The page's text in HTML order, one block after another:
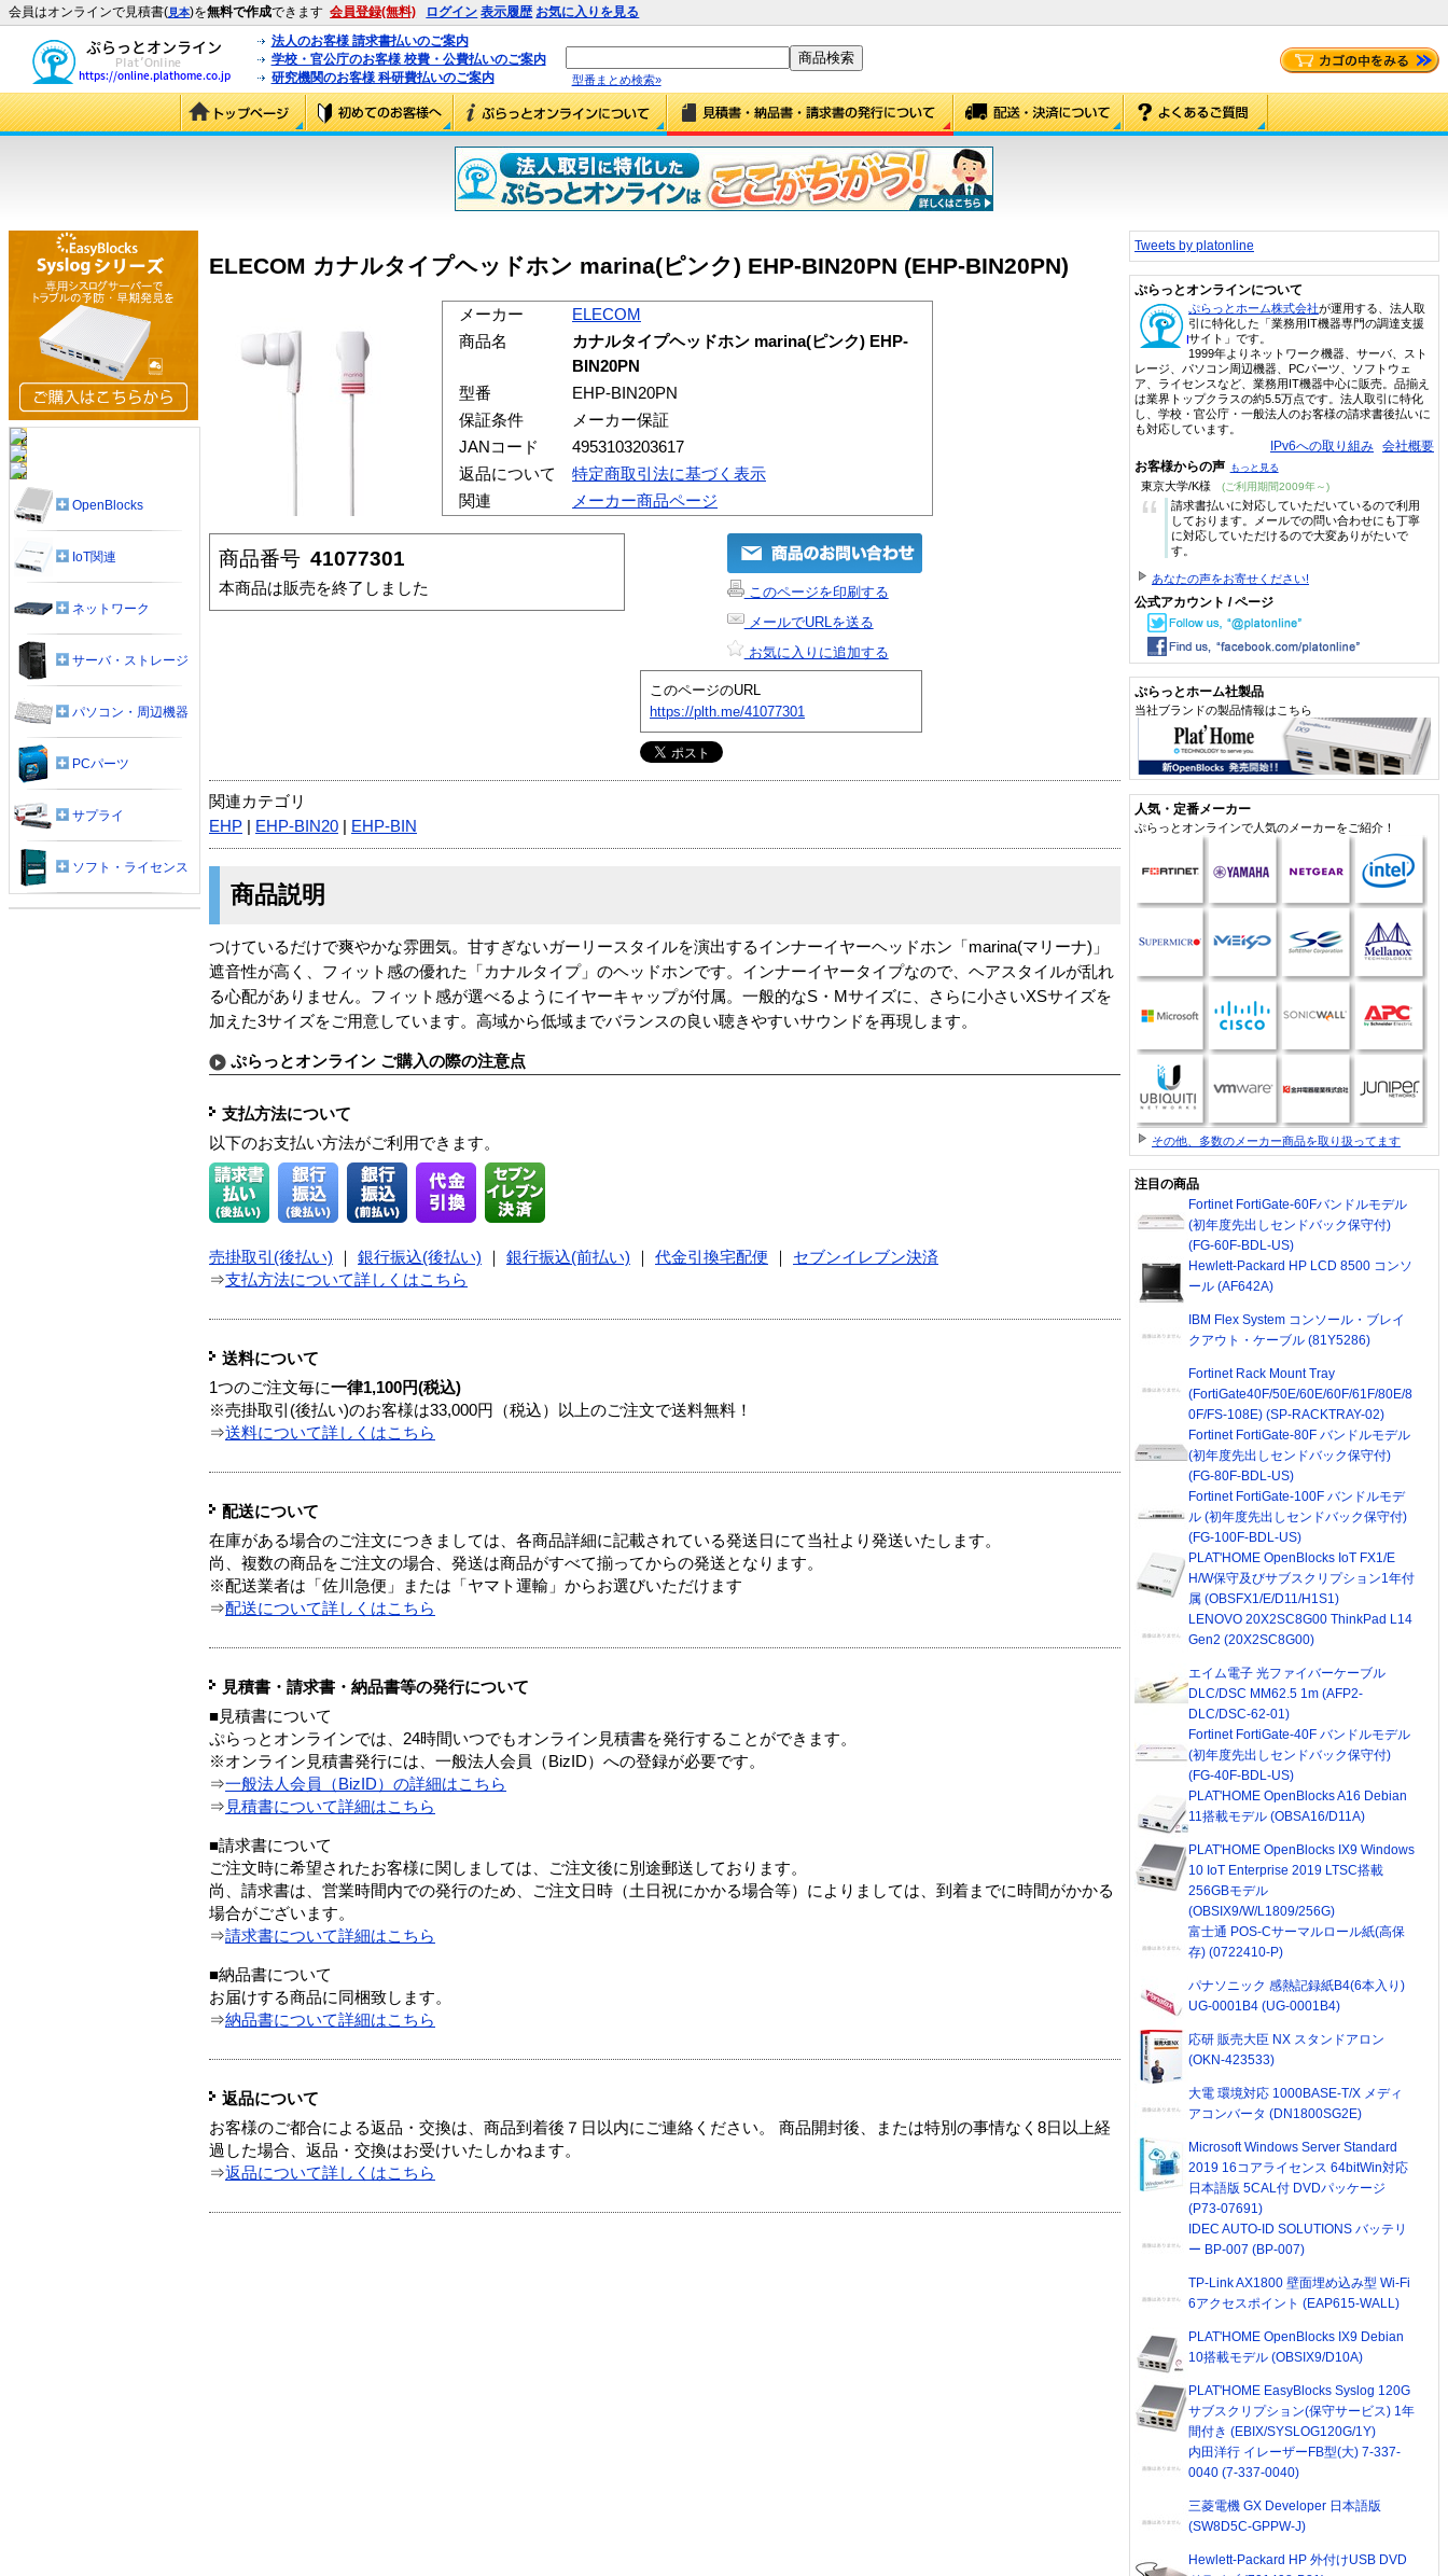
会員はオンラインで見積書(見本)を無料で作成できます 会員登録(無料) ログイン 表示履歴 お気に入りを見る
法人のお客様 請求書払いのご案内
学校・官公庁のお客様 校費・公費払いのご案内
研究機関のお客様 科研費払いのご案内
型番まとめ検索»
ELECOM カナルタイプヘッドホン marina(ピンク) EHP-BIN20PN (EHP-BIN20PN)
メーカー
ELECOM
商品名
カナルタイプヘッドホン marina(ピンク) EHP-
BIN20PN
型番
EHP-BIN20PN
保証条件
メーカー保証
JANコード
4953103203617
返品について
特定商取引法に基づく表示
関連
メーカー商品ページ
商品番号 41077301
本商品は販売を終了しました
このページを印刷する
メールでURLを送る
お気に入りに追加する
このページのURL
https://plth.me/41077301
関連カテゴリ
EHP
EHP-BIN20 EHP-BIN
商品説明
つけているだけで爽やかな雰囲気。甘すぎないガーリースタイルを演出するインナーイヤーヘッドホン「marina(マリーナ)」
遮音性が高く、フィット感の優れた「カナルタイプ」のヘッドホンです。インナーイヤータイプなので、ヘアスタイルが乱れ
る心配がありません。フィット感が選べるようにイヤーキャップが付属。一般的なS・Mサイズに、さらに小さいXSサイズを
加えた3サイズをご用意しています。高域から低域までバランスの良い聴きやすいサウンドを再現します。
ぷらっとオンライン ご購入の際の注意点
支払方法について
以下のお支払い方法がご利用できます。
売掛取引(後払い) 銀行振込(後払い) 銀行振込(前払い) 代金引換宅配便
セブンイレブン決済
⇒支払方法について詳しくはこちら
送料について
1つのご注文毎に一律1,100円(税込)
※売掛取引(後払い)のお客様は33,000円（税込）以上のご注文で送料無料！
⇒送料について詳しくはこちら
配送について
在庫がある場合のご注文につきましては、各商品詳細に記載されている発送日にて当社より発送いたします。
尚、複数の商品をご注文の場合、発送は商品がすべて揃ってからの発送となります。
※配送業者は「佐川急便」または「ヤマト運輸」からお選びいただけます
⇒配送について詳しくはこちら
見積書・請求書・納品書等の発行について
■見積書について
ぷらっとオンラインでは、24時間いつでもオンライン見積書を発行することができます。
※オンライン見積書発行には、一般法人会員（BizID）への登録が必要です。
⇒一般法人会員（BizID）の詳細はこちら
⇒ 見積書について詳細はこちら
■請求書について
ご注文時に希望されたお客様に関しましては、ご注文後に別途郵送しております。
尚、請求書は、営業時間内での発行のため、ご注文日時（土日祝にかかる場合等）によりましては、到着までに時間がかかる
場合がございます。
⇒請求書について詳細はこちら
■納品書について
お届けする商品に同梱致します。
⇒納品書について詳細はこちら
返品について
お客様のご都合による返品・交換は、商品到着後７日以内にご連絡ください。 商品開封後、または特別の事情なく8日以上経
過した場合、返品・交換はお受けいたしかねます。
⇒返品について詳しくはこちら
OpenBlocks
IoT関連
ネットワーク
サーバ・ストレージ
パソコン・周辺機器
PCパーツ
サプライ
ソフト・ライセンス
Tweets by platonline
ぷらっとオンラインについて
ぷらっとホーム株式会社が運用する、法人取
引に特化した「業務用IT機器専門の調達支援
サイト」です。
1999年よりネットワーク機器、サーバ、スト
レージ、パソコン周辺機器、PCパーツ、ソフトウェ
ア、ライセンスなど、業務用IT機器中心に販売。品揃え
は業界トップクラスの約5.5万点です。法人取引に特化
し、学校・官公庁・一般法人のお客様の請求書後払いに
も対応しています。
IPv6への取り組み 会社概要
お客様からの声 もっと見る
東京大学/K様 (ご利用期間2009年～)
“
請求書払いに対応していただいているので利用
しております。メールでの問い合わせにも丁寧
に対応していただけるので大変ありがたいで
す。
あなたの声をお寄せください!
公式アカウント / ページ
ぷらっとホーム社製品
当社ブランドの製品情報はこちら
人気・定番メーカー
ぷらっとオンラインで人気のメーカーをご紹介！
その他、多数のメーカー商品を取り扱ってます
注目の商品
Fortinet FortiGate-60Fバンドルモデル
(初年度先出しセンドバック保守付)
(FG-60F-BDL-US)
Hewlett-Packard HP LCD 8500 コンソ
ール (AF642A)
IBM Flex System コンソール・ブレイ
クアウト・ケーブル (81Y5286)
Fortinet Rack Mount Tray
(FortiGate40F/50E/60E/60F/61F/80E/8
0F/FS-108E) (SP-RACKTRAY-02)
Fortinet FortiGate-80F バンドルモデル
(初年度先出しセンドバック保守付)
(FG-80F-BDL-US)
Fortinet FortiGate-100F バンドルモデ
ル (初年度先出しセンドバック保守付)
(FG-100F-BDL-US)
PLAT'HOME OpenBlocks IoT FX1/E
H/W保守及びサブスクリプション1年付
属 (OBSFX1/E/D11/H1S1)
LENOVO 20X2SC8G00 ThinkPad L14
Gen2 (20X2SC8G00)
エイム電子 光ファイバーケーブル
DLC/DSC MM62.5 1m (AFP2-
DLC/DSC-62-01)
Fortinet FortiGate-40F バンドルモデル
(初年度先出しセンドバック保守付)
(FG-40F-BDL-US)
PLAT'HOME OpenBlocks A16 Debian
11搭載モデル (OBSA16/D11A)
PLAT'HOME OpenBlocks IX9 Windows
10 IoT Enterprise 2019 LTSC搭載
256GBモデル
(OBSIX9/W/L1809/256G)
富士通 POS-Cサーマルロール紙(高保
存) (0722410-P)
パナソニック 感熱記録紙B4(6本入り)
UG-0001B4 (UG-0001B4)
応研 販売大臣 NX スタンドアロン
(OKN-423533)
大電 環境対応 1000BASE-T/X メディ
アコンバータ (DN1800SG2E)
Microsoft Windows Server Standard
2019 16コアライセンス 64bitWin対応
日本語版 5CAL付 DVDパッケージ
(P73-07691)
IDEC AUTO-ID SOLUTIONS バッテリ
ー BP-007 (BP-007)
TP-Link AX1800 壁面埋め込み型 Wi-Fi
6アクセスポイント (EAP615-WALL)
PLAT'HOME OpenBlocks IX9 Debian
10搭載モデル (OBSIX9/D10A)
PLAT'HOME EasyBlocks Syslog 120G
サブスクリプション(保守サービス) 1年
間付き (EBIX/SYSLOG120G/1Y)
内田洋行 イレーザーFB型(大) 7-337-
0040 (7-337-0040)
三菱電機 GX Developer 日本語版
(SW8D5C-GPPW-J)
Hewlett-Packard HP 外付けUSB DVD